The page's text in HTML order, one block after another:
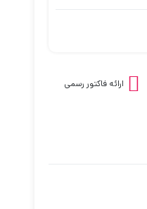
ارائه فاکتور رسمی